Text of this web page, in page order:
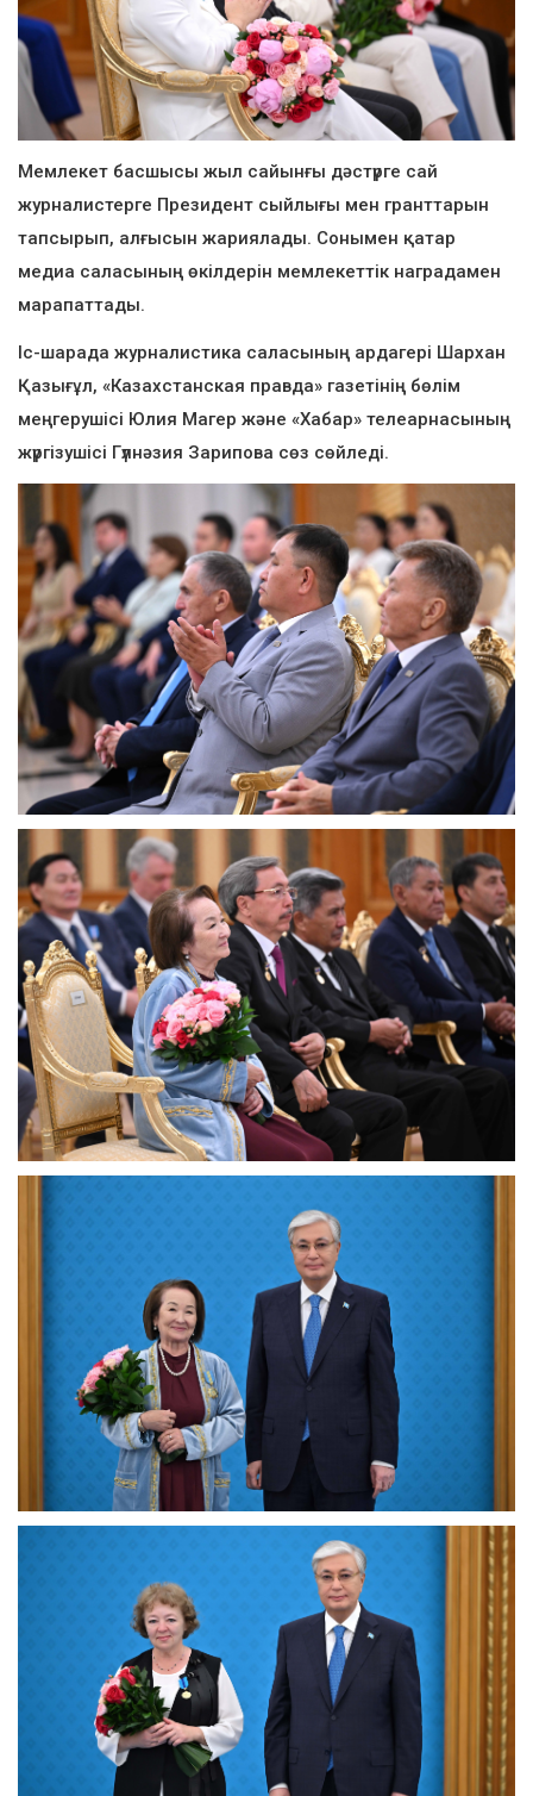
Мемлекет басшысы жыл сайынғы дәстүрге сай
журналистерге Президент сыйлығы мен гранттарын
тапсырып, алғысын жариялады. Сонымен қатар
медиа саласының өкілдерін мемлекеттік наградамен
марапаттады.
Іс-шарада журналистика саласының ардагері Шархан
Қазығұл, «Казахстанская правда» газетінің бөлім
меңгерушісі Юлия Магер және «Хабар» телеарнасының
жүргізушісі Гүлнәзия Зарипова сөз сөйледі.